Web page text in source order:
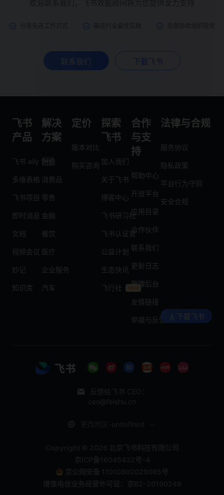
联系我们 下载飞书
飞书
产品
飞书 aily
多维表格
飞书项目
即时消息
文档
视频会议
妙记
知识库
解决
方案
制造
消费品
零售
金融
餐饮
医疗
企业服务
汽车
定价
版本对比
购买咨询
探索
飞书
加入我们
关于飞书
博客中心
飞书研习社
飞书认证官
公益计划
生态快讯
飞行社
合作
与支
持
帮助中心
开放平台
应用目录
合作伙伴
联系我们
更新日志
管理后台
友情链接
举报与反馈
法律与合规
服务协议
隐私政策
平台行为守则
安全合规
下载飞书
反馈给飞书 CEO：
ceo@feishu.cn